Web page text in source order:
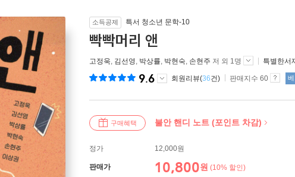
소득공제 특서 청소년 문학-10
빡빡머리 앤
고정욱, 김선영, 박상률, 박현숙, 손현주 저 외 1명 특별한서
9.6 회원리뷰(36건) 판매지수 60
구매혜택 불안 핸디 노트 (포인트 차감)
정가 12,000원
판매가 10,800원 (10% 할인)